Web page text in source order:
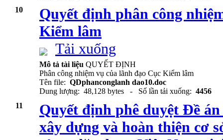
10
Quyết định phân công
Kiểm lâm
Tải xuống
Mô tả tài liệu QUYẾT ĐỊNH
Phân công nhiệm vụ của lãnh đạo Cục Kiểm lâm
Tên file: QDphanconglanh dao10.doc
Dung lượng: 48,128 bytes - Số lần tải xuống: 4456
11
Quyết định phê duyệt Đề
xây dựng và hoàn thiện cơ